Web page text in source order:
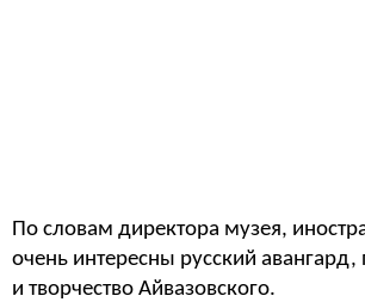
По словам директора музея,
очень интересны русский авангард,
и творчество Айвазовского.